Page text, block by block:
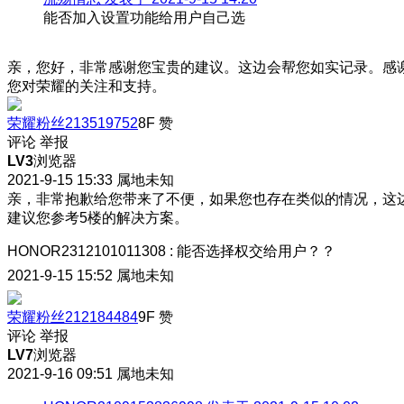
能否加入设置功能给用户自己选
亲，您好，非常感谢您宝贵的建议。这边会帮您如实记录。感
您对荣耀的关注和支持。
荣耀粉丝2135197528F 赞
评论 举报
LV3浏览器
2021-9-15 15:33 属地未知
亲，非常抱歉给您带来了不便，如果您也存在类似的情况，这
建议您参考5楼的解决方案。
HONOR2312101011308 : 能否选择权交给用户？？
2021-9-15 15:52 属地未知
荣耀粉丝2121844849F 赞
评论 举报
LV7浏览器
2021-9-16 09:51 属地未知